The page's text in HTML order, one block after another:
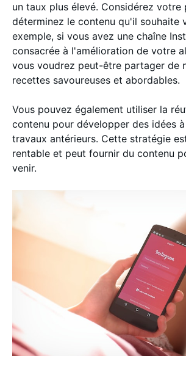
un taux plus élevé. Considérez votre
déterminez le contenu qu'il souhaite
exemple, si vous avez une chaîne
consacrée à l'amélioration de votre
vous voudrez peut-être partager de
recettes savoureuses et abordables.
Vous pouvez également utiliser la
contenu pour développer des idées
travaux antérieurs. Cette stratégie
rentable et peut fournir du contenu
venir.